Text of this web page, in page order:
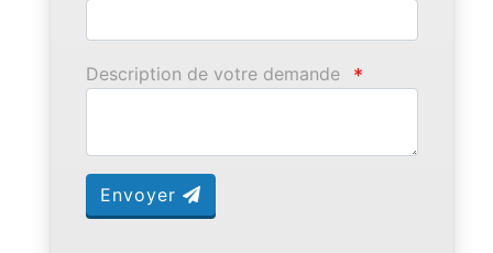
Description de votre demande *
Envoyer